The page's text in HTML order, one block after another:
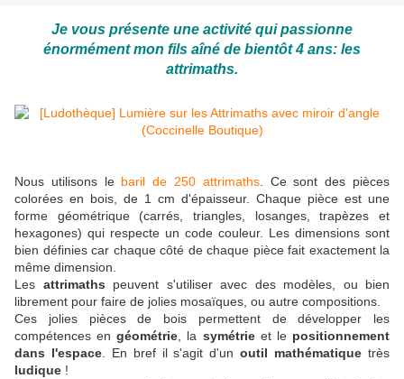
Je vous présente une activité qui passionne
énormément mon fils aîné de bientôt 4 ans: les
attrimaths.
Nous utilisons le baril de 250 attrimaths. Ce sont des pièces
colorées en bois, de 1 cm d'épaisseur. Chaque pièce est une
forme géométrique (carrés, triangles, losanges, trapèzes et
hexagones) qui respecte un code couleur. Les dimensions sont
bien définies car chaque côté de chaque pièce fait exactement la
même dimension.
Les attrimaths peuvent s'utiliser avec des modèles, ou bien
librement pour faire de jolies mosaïques, ou autre compositions.
Ces jolies pièces de bois permettent de développer les
compétences engéométrie , la symétrieet le positionnement
dans l'espace. En bref il s'agit d'unoutil mathématique très
ludique !